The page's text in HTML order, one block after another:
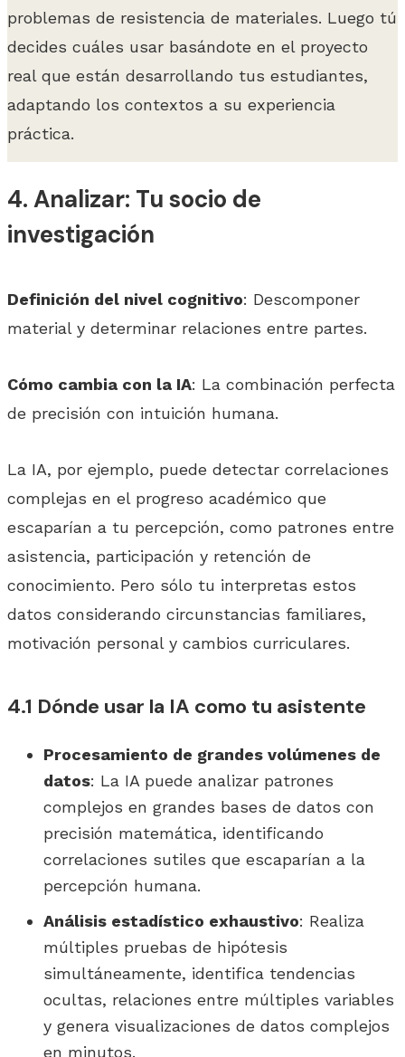
problemas de resistencia de materiales. Luego tú
decides cuáles usar basándote en el proyecto
real que están desarrollando tus estudiantes,
adaptando los contextos a su experiencia
práctica.
4. Analizar: Tu socio de
investigación
Definición del nivel cognitivo: Descomponer
material y determinar relaciones entre partes.
Cómo cambia con la IA: La combinación perfecta
de precisión con intuición humana.
La IA, por ejemplo, puede detectar correlaciones
complejas en el progreso académico que
escaparían a tu percepción, como patrones entre
asistencia, participación y retención de
conocimiento. Pero sólo tu interpretas estos
datos considerando circunstancias familiares,
motivación personal y cambios curriculares.
4.1 Dónde usar la IA como tu asistente
Procesamiento de grandes volúmenes de
datos: La IA puede analizar patrones
complejos en grandes bases de datos con
precisión matemática, identificando
correlaciones sutiles que escaparían a la
percepción humana.
Análisis estadístico exhaustivo: Realiza
múltiples pruebas de hipótesis
simultáneamente, identifica tendencias
ocultas, relaciones entre múltiples variables
y genera visualizaciones de datos complejos
en minutos.